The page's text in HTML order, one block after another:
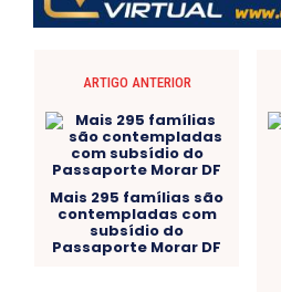
ARTIGO ANTERIOR
Mais 295 famílias são
contempladas com
subsídio do
Passaporte Morar DF